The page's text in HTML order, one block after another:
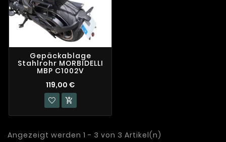
Gepäckablage
Stahlrohr MORBIDELLI
MBP C1002V
119,00 €

Angezeigt werden 1 - 3 von 3 Artikel(n)